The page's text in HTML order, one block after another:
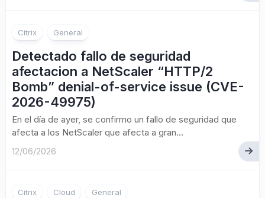
Citrix General
Detectado fallo de seguridad
afectacion a NetScaler “HTTP/2
Bomb” denial-of-service issue (CVE-
2026-49975)
En el día de ayer, se confirmo un fallo de seguridad que
afecta a los NetScaler que afecta a gran...
12/06/2026
Citrix Cloud General